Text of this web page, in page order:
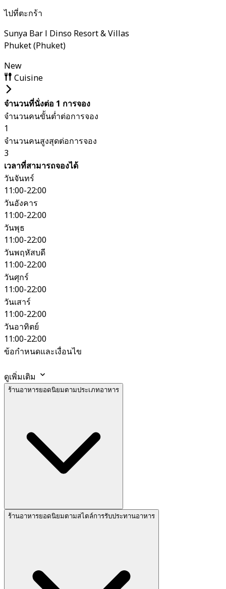
ไปที่ตะกร้า
Sunya Bar l Dinso Resort & Villas
Phuket (Phuket)
New
Cuisine
จำนวนที่นั่งต่อ 1 การจอง
จำนวนคนขั้นต่ำต่อการจอง
1
จำนวนคนสูงสุดต่อการจอง
3
เวลาที่สามารถจองได้
วันจันทร์
11:00-22:00
วันอังคาร
11:00-22:00
วันพุธ
11:00-22:00
วันพฤหัสบดี
11:00-22:00
วันศุกร์
11:00-22:00
วันเสาร์
11:00-22:00
วันอาทิตย์
11:00-22:00
ข้อกำหนดและเงื่อนไข
ดูเพิ่มเติม
ร้านอาหารยอดนิยมตามประเภทอาหาร
ร้านอาหารยอดนิยมตามสไตล์การรับประทานอาหาร